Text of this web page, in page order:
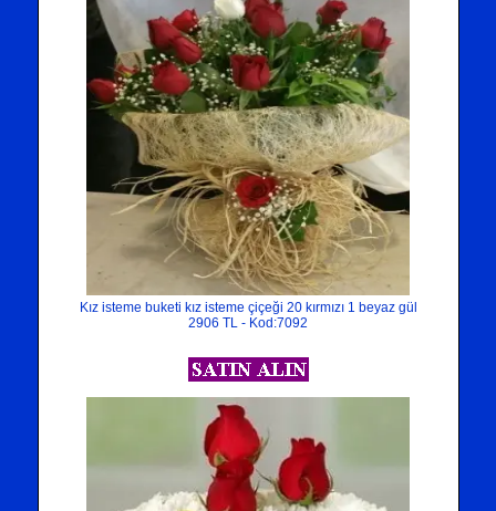
Kız isteme buketi kız isteme çiçeği 20 kırmızı 1 beyaz gül
2906 TL - Kod:7092